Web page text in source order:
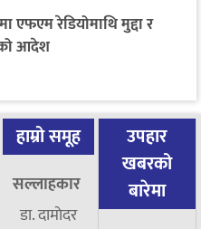
एफएम रेडियोमाथि मुद्दा र
आदेश
हाम्रो समूह
सल्लाहकार
डा. दामाेदर
उपहार
खबरको
बारेमा